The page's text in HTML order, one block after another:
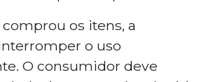
os itens, a
o uso
O consumidor deve